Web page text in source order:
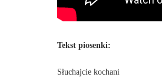
Tekst piosenki:
Słuchajcie kochani